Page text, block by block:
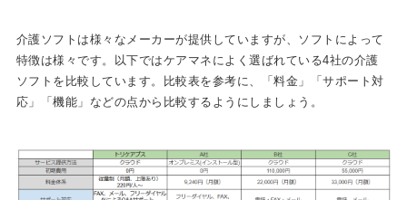
介護ソフトは様々なメーカーが提供していますが、ソフトによって
特徴は様々です。以下ではケアマネによく選ばれている4社の介護
ソフトを比較しています。比較表を参考に、「料金」「サポート対
応」「機能」などの点から比較するようにしましょう。